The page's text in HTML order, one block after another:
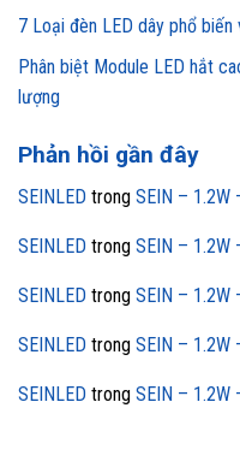
7 Loại đèn LED dây phổ
Phân biệt Module LED hắt
lượng
Phản hồi gần đây
SEINLED trong SEIN – 1.2W
SEINLED trong SEIN – 1.2W
SEINLED trong SEIN – 1.2W
SEINLED trong SEIN – 1.2W
SEINLED trong SEIN – 1.2W